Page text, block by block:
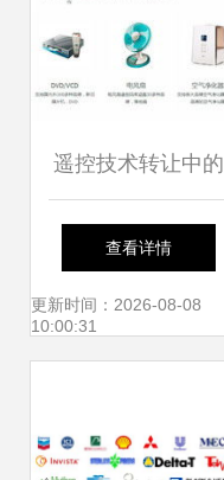
遥控技术转让中的
企业管理变革与策
略
查看详情
更新时间：2026-08-08
10:00:31